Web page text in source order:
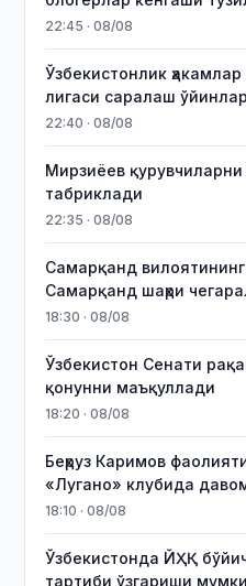
22:45 · 08/08
Ўзбекистонлик
лигаси саралаш
22:40 · 08/08
Мирзиёев
табриклади
22:35 · 08/08
Самарқанд
Самарқанд шаҳри
18:30 · 08/08
Ўзбекистон Сенати
қонунни маъқуллади
18:20 · 08/08
Беҳруз Каримов
«Лугано» клубида
18:10 · 08/08
Ўзбекистонда ЙҲҚ
тартиби ўзгариши